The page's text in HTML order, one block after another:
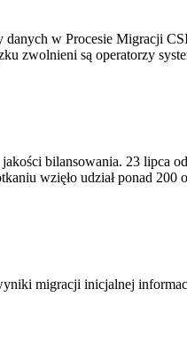
w Procesie Migracji
zwolnieni są operatorzy
bilansowania. 23 lipca
wzięło udział ponad 200
migracji inicjalnej